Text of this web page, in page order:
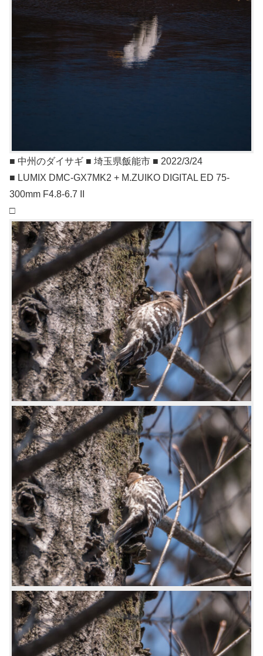
■ 中州のダイサギ ■ 埼玉県飯能市 ■ 2022/3/24
■ LUMIX DMC-GX7MK2 + M.ZUIKO DIGITAL ED 75-
300mm F4.8-6.7 II
□